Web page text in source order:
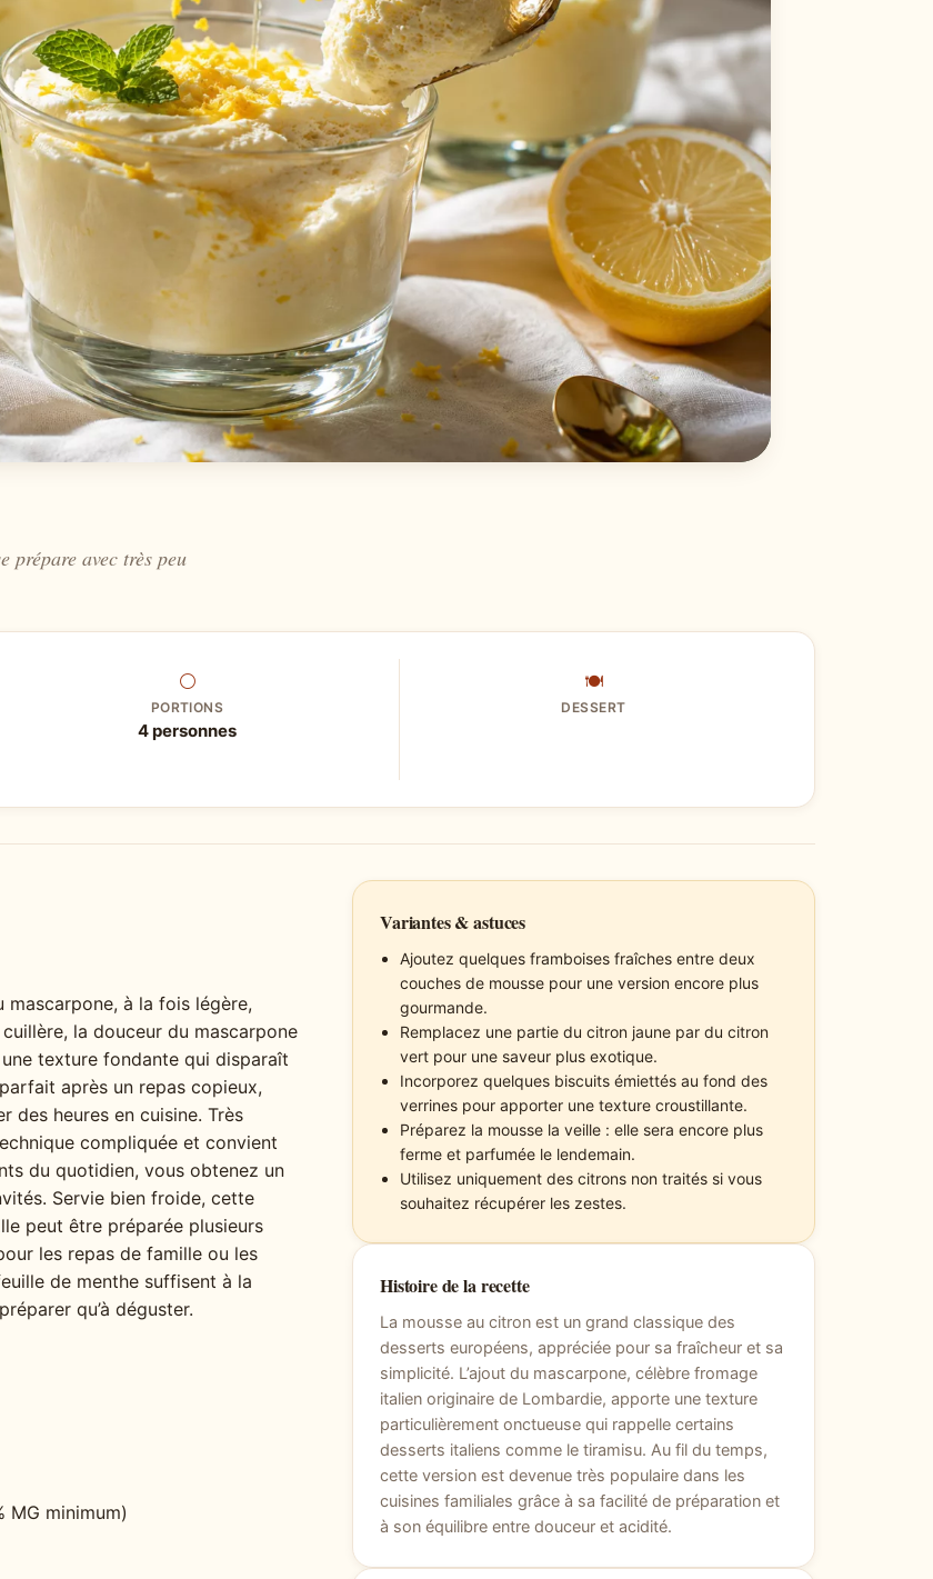
prépare avec très peu
⚪
PORTIONS
4 personnes
🍽
DESSERT
à la fois légère,
la douceur du mascarpone
texture fondante qui disparaît
après un repas copieux,
des heures en cuisine. Très
compliquée et convient
du quotidien, vous obtenez un
Servie bien froide, cette
peut être préparée plusieurs
les repas de famille ou les
de menthe suffisent à la
qu’à déguster.
MG minimum)
Variantes & astuces
Ajoutez quelques framboises fraîches entre deux
couches de mousse pour une version encore plus
gourmande.
Remplacez une partie du citron jaune par du citron
vert pour une saveur plus exotique.
Incorporez quelques biscuits émiettés au fond des
verrines pour apporter une texture croustillante.
Préparez la mousse la veille : elle sera encore plus
ferme et parfumée le lendemain.
Utilisez uniquement des citrons non traités si vous
souhaitez récupérer les zestes.
Histoire de la recette
La mousse au citron est un grand classique des
desserts européens, appréciée pour sa fraîcheur et sa
simplicité. L’ajout du mascarpone, célèbre fromage
italien originaire de Lombardie, apporte une texture
particulièrement onctueuse qui rappelle certains
desserts italiens comme le tiramisu. Au fil du temps,
cette version est devenue très populaire dans les
cuisines familiales grâce à sa facilité de préparation et
à son équilibre entre douceur et acidité.